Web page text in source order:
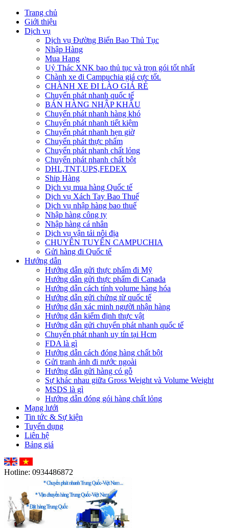
Trang chủ
Giới thiệu
Dịch vụ
Dịch vụ Đường Biển Bao Thủ Tục
Nhập Hàng
Mua Hang
Uỷ Thác XNK bao thủ tục và trọn gói tốt nhất
Chành xe đi Campuchia giá cực tốt.
CHÀNH XE ĐI LÀO GIÁ RẺ
Chuyển phát nhanh quốc tế
BÁN HÀNG NHẬP KHẨU
Chuyển phát nhanh hàng khó
Chuyển phát nhanh tiết kiệm
Chuyển phát nhanh hẹn giờ
Chuyển phát thực phẩm
Chuyển phát nhanh chất lỏng
Chuyển phát nhanh chất bột
DHL,TNT,UPS,FEDEX
Ship Hàng
Dịch vụ mua hàng Quốc tế
Dịch vụ Xách Tay Bao Thuế
Dịch vụ nhập hàng bao thuế
Nhập hàng công ty
Nhập hàng cá nhân
Dịch vụ vận tải nội địa
CHUYÊN TUYẾN CAMPUCHIA
Gửi hàng đi Quốc tế
Hướng dẫn
Hướng dẫn gửi thực phẩm đi Mỹ
Hướng dẫn gửi thực phẩm đi Canada
Hướng dẫn cách tính volume hàng hóa
Hướng dẫn gửi chứng từ quốc tế
Hướng dẫn xác minh người nhận hàng
Hướng dẫn kiểm định thực vật
Hướng dẫn gửi chuyển phát nhanh quốc tế
Chuyển phát nhanh uy tín tại Hcm
FDA là gì
Hướng dẫn cách đóng hàng chất bột
Gửi tranh ảnh đi nước ngoài
Hướng dẫn gửi hàng có gỗ
Sự khác nhau giữa Gross Weight và Volume Weight
MSDS là gì
Hướng dẫn đóng gói hàng chất lỏng
Mạng lưới
Tin tức & Sự kiện
Tuyển dụng
Liên hệ
Bảng giá
Hotline: 0934486872